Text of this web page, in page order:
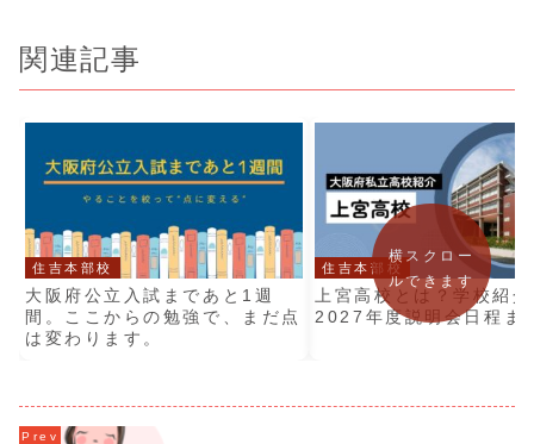
関連記事
住吉本部校
大阪府公立入試まであと1週
間。ここからの勉強で、まだ点
は変わります。
住吉本部校
上宮高校とは？学校紹
2027年度説明会日程ま
横スクロー
ルできます